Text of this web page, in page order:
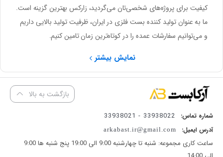
کیفیت برای پروژه‌های شخصی‌تان می‌گردید، زارکس بهترین گزینه است.
ما به عنوانتولید کننده بست فلزی در ایران، ظرفیت تولید بالایی داریم
و می‌توانیم سفارشات عمده را در کوتاه‌ترین زمان تامین کنیم.
نمایش بیشتر
بازگشت به بالا
شماره تماس: 33938022 - 33938021
آدرس ایمیل: arkabast.ir@gmail.com
ساعت کاری مجموعه: شنبه تا چهارشنبه 9:00 الی 19:00 پنج شنبه ها 9:00